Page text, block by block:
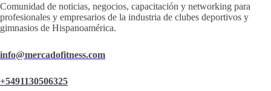
Comunidad de noticias, negocios, capacitación y networking para
profesionales y empresarios de la industria de clubes deportivos y
gimnasios de Hispanoamérica.
info@mercadofitness.com
+5491130506325